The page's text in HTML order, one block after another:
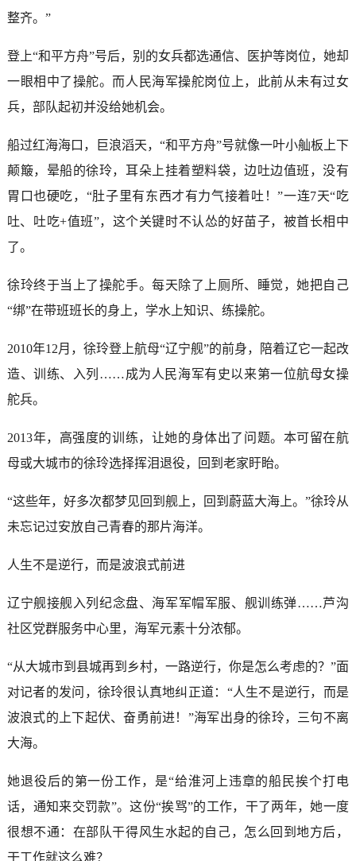
整齐。”
登上“和平方舟”号后，别的女兵都选通信、医护等岗位，她却
一眼相中了操舵。而人民海军操舵岗位上，此前从未有过女
兵，部队起初并没给她机会。
船过红海海口，巨浪滔天，“和平方舟”号就像一叶小舢板上下
颠簸，晕船的徐玲，耳朵上挂着塑料袋，边吐边值班，没有
胃口也硬吃，“肚子里有东西才有力气接着吐！”一连7天“吃
吐、吐吃+值班”，这个关键时不认怂的好苗子，被首长相中
了。
徐玲终于当上了操舵手。每天除了上厕所、睡觉，她把自己
“绑”在带班班长的身上，学水上知识、练操舵。
2010年12月，徐玲登上航母“辽宁舰”的前身，陪着辽它一起改
造、训练、入列……成为人民海军有史以来第一位航母女操
舵兵。
2013年，高强度的训练，让她的身体出了问题。本可留在航
母或大城市的徐玲选择挥泪退役，回到老家盱眙。
“这些年，好多次都梦见回到舰上，回到蔚蓝大海上。”徐玲从
未忘记过安放自己青春的那片海洋。
人生不是逆行，而是波浪式前进
辽宁舰接舰入列纪念盘、海军军帽军服、舰训练弹……芦沟
社区党群服务中心里，海军元素十分浓郁。
“从大城市到县城再到乡村，一路逆行，你是怎么考虑的？”面
对记者的发问，徐玲很认真地纠正道：“人生不是逆行，而是
波浪式的上下起伏、奋勇前进！”海军出身的徐玲，三句不离
大海。
她退役后的第一份工作，是“给淮河上违章的船民挨个打电
话，通知来交罚款”。这份“挨骂”的工作，干了两年，她一度
很想不通：在部队干得风生水起的自己，怎么回到地方后，
干工作就这么难？